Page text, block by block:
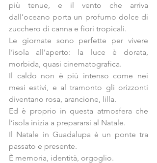
più tenue, e il vento che arriva
dall’oceano porta un profumo dolce di
zucchero di canna e fiori tropicali.
Le giornate sono perfette per vivere
l’isola all’aperto: la luce è dorata,
morbida, quasi cinematografica.
Il caldo non è più intenso come nei
mesi estivi, e al tramonto gli orizzonti
diventano rosa, arancione, lilla.
Ed è proprio in questa atmosfera che
l’isola inizia a prepararsi al Natale.
Il Natale in Guadalupa è un ponte tra
passato e presente.
È memoria, identità, orgoglio.